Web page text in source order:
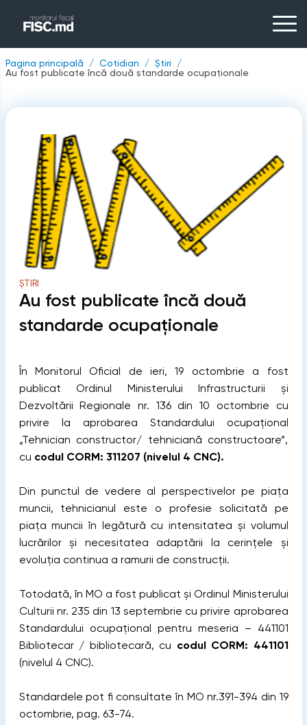
Pagina principală Cotidian
Știri
Au fost publicate încă două standarde ocupaționale
ȘTIRI
Au fost publicate încă două
standarde ocupaționale
În Monitorul Oficial de ieri, 19 octombrie a fost
publicat Ordinul Ministerului Infrastructurii și
Dezvoltării Regionale nr. 136 din 10 octombrie cu
privire la aprobarea Standardului ocupațional
„Tehnician constructor/ tehniciană constructoare”,
cu codul CORM: 311207 (nivelul 4 CNC).
Din punctul de vedere al perspectivelor pe piața
muncii, tehnicianul este o profesie solicitată pe
piața muncii în legătură cu intensitatea și volumul
lucrărilor și necesitatea adaptării la cerințele și
evoluția continua a ramurii de construcții.
Totodată, în MO a fost publicat și Ordinul Ministerului
Culturii nr. 235 din 13 septembrie cu privire aprobarea
Standardului ocupațional pentru meseria – 441101
Bibliotecar / bibliotecară, cu codul CORM: 441101
(nivelul 4 CNC).
Standardele pot fi consultate în MO nr.391-394 din 19
octombrie, pag. 63-74.